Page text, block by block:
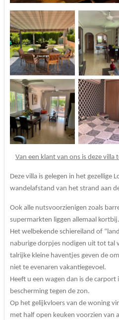
Van een klant van ons is deze
Deze villa is gelegen in het gezellige
wandelafstand van het strand aan
Ook alle nutsvoorzienigen zoals
supermarkten liggen allemaal kortbij.
Het welbekende schiereiland of
naburige dorpjes nodigen uit tot tal
talrijke kleine haventjes geven de
niet te evenaren vakantiegevoel.
Heeft u een wagen dan is de
bescherming tegen de zon.
Op het gelijkvloers van de woning
met half open keuken voorzien van